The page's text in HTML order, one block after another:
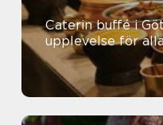
Caterin buffé i
upplevelse för